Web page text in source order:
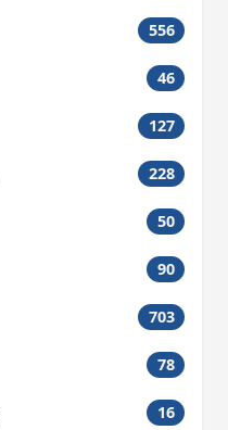
556
46
127
228
50
90
703
78
16